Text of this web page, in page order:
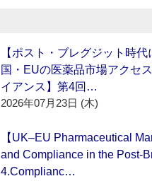
【ポスト・ブレグジット時
国・EUの医薬品市場アクセ
イアンス】第4回…
2026年07月23日 (木)
【UK–EU Pharmaceutical
and Compliance in the Post-
4.Complianc…